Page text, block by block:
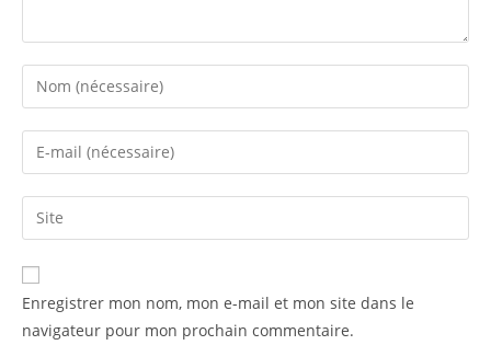
Enregistrer mon nom, mon e-mail et mon site dans le
navigateur pour mon prochain commentaire.